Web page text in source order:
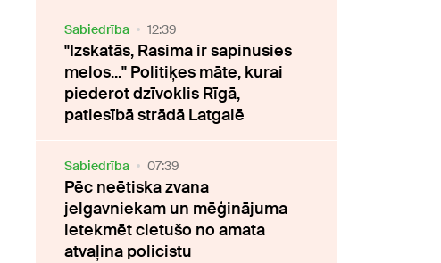
Sabiedrība 12:39
"Izskatās, Rasima ir sapinusies
melos..." Politiķes māte, kurai
piederot dzīvoklis Rīgā,
patiesībā strādā Latgalē
Sabiedrība 07:39
Pēc neētiska zvana
jelgavniekam un mēģinājuma
ietekmēt cietušo no amata
atvaļina policistu